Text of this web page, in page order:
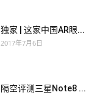
独家 | 这家中国AR眼...
2017年7月6日
隔空评测三星Note8 ...